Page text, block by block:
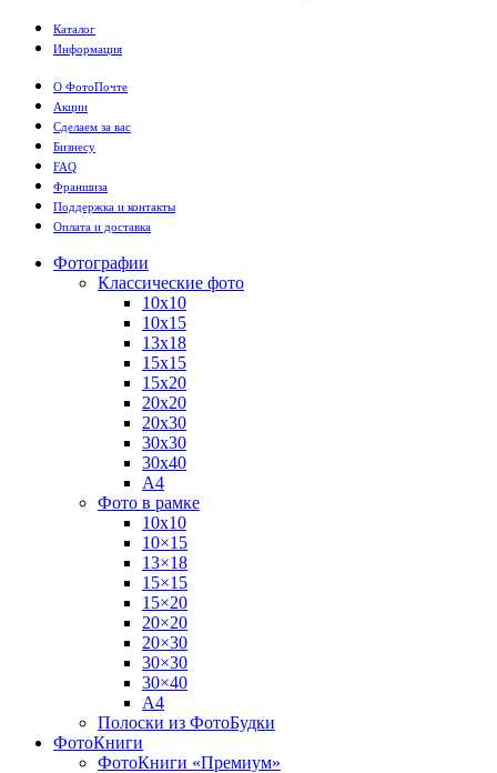
Каталог
Информация
О ФотоПочте
Акции
Сделаем за вас
Бизнесу
FAQ
Франшиза
Поддержка и контакты
Оплата и доставка
Фотографии
Классические фото
10х10
10х15
13х18
15х15
15х20
20х20
20х30
30х30
30х40
А4
Фото в рамке
10х10
10×15
13×18
15×15
15×20
20×20
20×30
30×30
30×40
A4
Полоски из ФотоБудки
ФотоКниги
ФотоКниги «Премиум»